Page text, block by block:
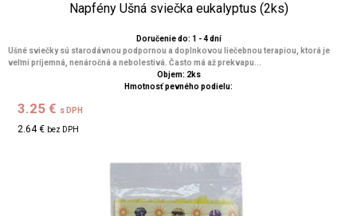
Napfény Ušná sviečka eukalyptus (2ks)
Doručenie do: 1 - 4 dní
Ušné sviečky sú starodávnou podpornou a doplnkovou liečebnou terapiou, ktorá je
veľmi príjemná, nenáročná a nebolestivá. Často má až prekvapu...
Objem: 2ks
Hmotnosť pevného podielu:
3.25 € s DPH
2.64 € bez DPH